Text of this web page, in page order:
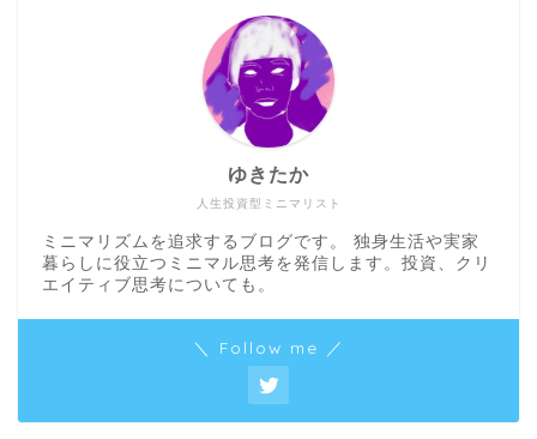
人生投資型ミニマリスト
ゆきたか
ミニマリズムを追求するブログです。 独身生活や実家
暮らしに役立つミニマル思考を発信します。投資、クリ
エイティブ思考についても。
＼ Follow me ／